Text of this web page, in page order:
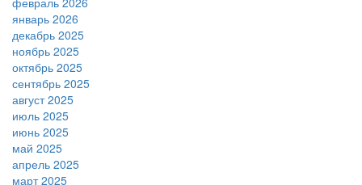
январь 2026
декабрь 2025
ноябрь 2025
октябрь 2025
сентябрь 2025
август 2025
июль 2025
июнь 2025
май 2025
апрель 2025
март 2025